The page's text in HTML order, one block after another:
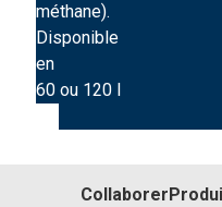
méthane).
Disponible
en
60 ou 120 l
Collaborer